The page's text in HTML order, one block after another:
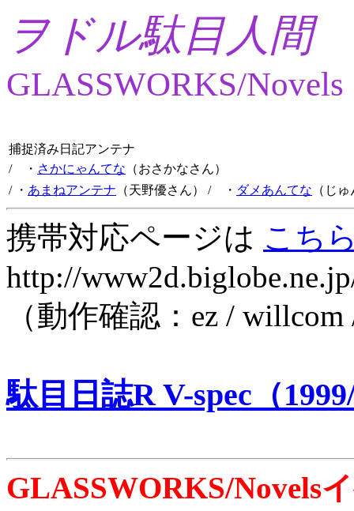
ヲドル駄目人間
GLASSWORKS/Novels
捕捉済み日記アンテナ
/ ・ さかにゃんてな （おさかなさん）
/ ・ あまねアンテナ （天野優さん） / ・ ダメあんてな （じ
携帯対応ページは こち
http://
（動作確認：ez /
駄目日誌R V-spec（
GLASSWORKS/Novels